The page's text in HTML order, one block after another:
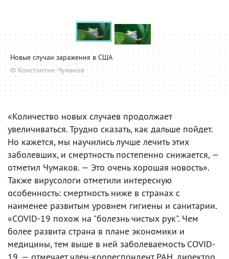
Новые случаи заражения в США
© Константин Чумаков
«Количество новых случаев продолжает
увеличиваться. Трудно сказать, как дальше пойдет.
Но кажется, мы научились лучше лечить этих
заболевших, и смертность постепенно снижается, —
отметил Чумаков. — Это очень хорошая новость».
Также вирусологи отметили интересную
особенность: смертность ниже в странах с
наименее развитым уровнем гигиены и санитарии.
«COVID-19 похож на "болезнь чистых рук". Чем
более развита страна в плане экономики и
медицины, тем выше в ней заболеваемость COVID-
19, — отмечает член-корреспондент РАН, директор